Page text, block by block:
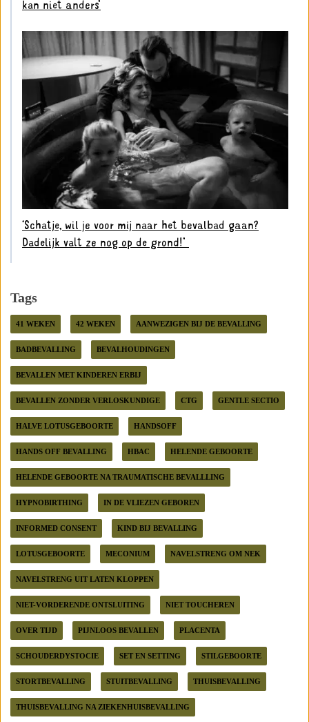
kan niet anders’
‘Schatje, wil je voor mij naar het bevalbad gaan?
Dadelijk valt ze nog op de grond!’ ⁣
Tags
41 WEKEN 42 WEKEN AANWEZIGEN BIJ DE BEVALLING
BADBEVALLING BEVALHOUDINGEN
BEVALLEN MET KINDEREN ERBIJ
BEVALLEN ZONDER VERLOSKUNDIGE CTG GENTLE SECTIO
HALVE LOTUSGEBOORTE HANDSOFF
HANDS OFF BEVALLING HBAC HELENDE GEBOORTE
HELENDE GEBOORTE NA TRAUMATISCHE BEVALLLING
HYPNOBIRTHING IN DE VLIEZEN GEBOREN
INFORMED CONSENT KIND BIJ BEVALLING
LOTUSGEBOORTE MECONIUM NAVELSTRENG OM NEK
NAVELSTRENG UIT LATEN KLOPPEN
NIET-VORDERENDE ONTSLUITING NIET TOUCHEREN
OVER TIJD PIJNLOOS BEVALLEN PLACENTA
SCHOUDERDYSTOCIE SET EN SETTING STILGEBOORTE
STORTBEVALLING STUITBEVALLING THUISBEVALLING
THUISBEVALLING NA ZIEKENHUISBEVALLING